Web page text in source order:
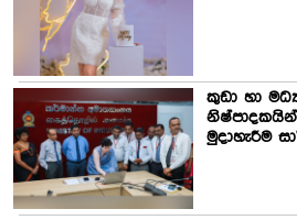
කුඩා හා
මුදාහැරීම